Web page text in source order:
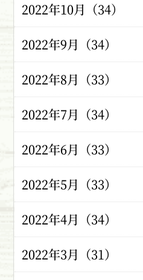
2022年10月（34）
2022年9月（34）
2022年8月（33）
2022年7月（34）
2022年6月（33）
2022年5月（33）
2022年4月（34）
2022年3月（31）